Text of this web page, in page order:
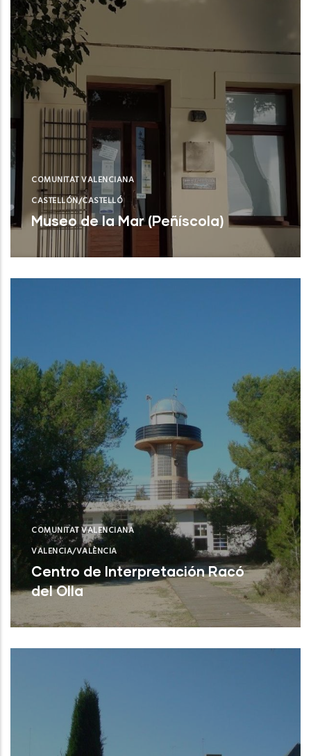
COMUNITAT VALENCIANA
CASTELLÓN/CASTELLÓ
Museo de la Mar (Peñíscola)
Peñíscola (Castelló/Castellón)
COMUNITAT VALENCIANA
VALENCIA/VALÈNCIA
Centro de Interpretación Racó
del Olla
Valencia (Valencia)